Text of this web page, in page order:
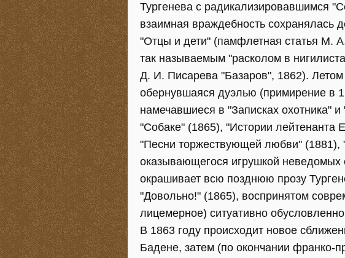
Тургенева с радикализировавшимся
взаимная враждебность сохранялась
"Отцы и дети" (памфлетная статья М.
так называемым "расколом в
Д. И. Писарева "Базаров", 1862).
обернувшаяся дуэлью (примирение в
намечавшиеся в "Записках охотника"
"Собаке" (1865), "Истории лейтенанта
"Песни торжествующей любви" (1881),
оказывающегося игрушкой
окрашивает всю позднюю прозу
"Довольно!" (1865), воспринятом
лицемерное) ситуативно
В 1863 году происходит новое
Бадене, затем (по окончании франко-